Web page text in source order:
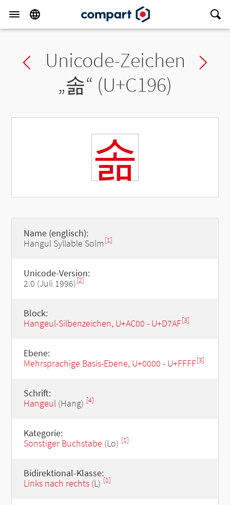
Previous char
Unicode-Zeichen
„솖“ (U+C196)
솖
Name (englisch):
Hangul Syllable Solm [1]
Unicode-Version:
2.0 (Juli 1996)[2]
Block:
Hangeul-Silbenzeichen, U+AC00 - U+D7AF[3]
Ebene:
Mehrsprachige Basis-Ebene, U+0000 - U+FFFF[3]
Schrift:
Hangeul(Hang) [4]
Kategorie:
Sonstiger Buchstabe (Lo) [1]
Bidirektional-Klasse:
Links nach rechts(L) [1]